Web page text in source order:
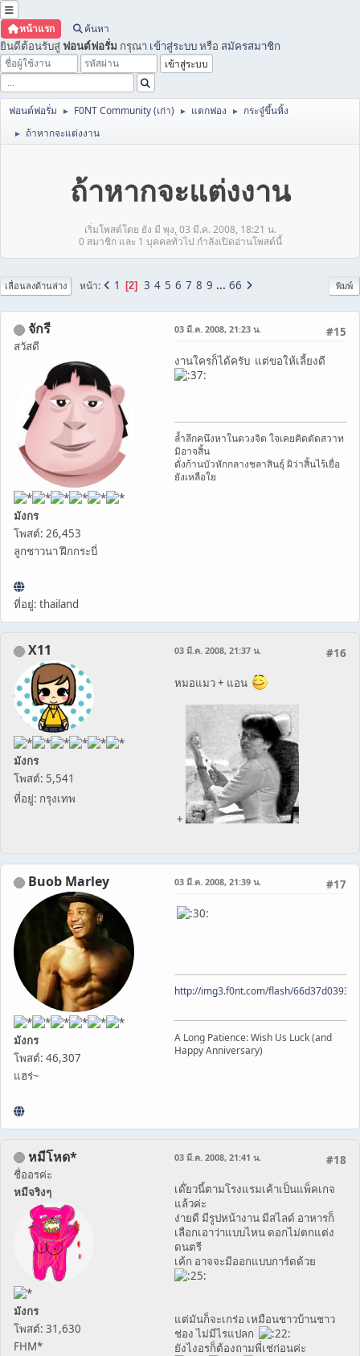
หน้าแรก ค้นหา
ยินดีต้อนรับสู่ ฟอนต์ฟอรั่ม กรุณา เข้าสู่ระบบหรือ สมัครสมาชิก
ฟอนต์ฟอรั่ม ► F0NT Community (เก่า) ► แตกฟอง ► กระจู๋ขึ้นหิ้ง
► ถ้าหากจะแต่งงาน
ถ้าหากจะแต่งงาน
เริ่มโพสต์โดย ยัง มี พุง, 03 มี.ค. 2008, 18:21 น.
0 สมาชิก และ 1 บุคคลทั่วไป กำลังเปิดอ่านโพสต์นี้
พิมพ์
เลื่อนลงด้านล่าง หน้า 1 2 3 4 5 6 7 8 9 ... 66
จักรี
สวัสดี
มังกร
โพสต์: 26,453
ลูกชาวนา ฝึกกระบี่
ที่อยู่: thailand
#15
03 มี.ค. 2008, 21:23 น.
งานใครก็ได้ครับ แต่ขอให้เลี้ยงดี
ล้ำลึกคนึงหาในดวงจิต ใจเคยคิดตัดสวาท
มิอาจสิ้น
ดั่งก้านบัวหักกลางชลาสินธุ์ ผิว่าสิ้นไร้เยื่อ
ยังเหลือใย
X11
มังกร
โพสต์: 5,541
ที่อยู่: กรุงเทพ
#16
03 มี.ค. 2008, 21:37 น.
หมอแมว + แอน
+
Buob Marley
มังกร
โพสต์: 46,307
แฮร่~
#17
03 มี.ค. 2008, 21:39 น.
http://img3.f0nt.com/flash/
A Long Patience: Wish Us Luck (and
Happy Anniversary)
หมีโหด*
ชื่ออรค่ะ
หมีจริงๆ
มังกร
โพสต์: 31,630
FHM*
#18
03 มี.ค. 2008, 21:41 น.
เด๊่ยวนี้ตามโรงแรมเค้าเป็นแพ็คเกจ
แล้วค่ะ
ง่ายดี มีรูปหน้างาน มีสไลด์ อาหารก็
เลือกเอาว่าแบบไหน ดอกไม่ตกแต่ง
ดนตรี
เค้ก อาจจะมีออกแบบการ์ดด้วย
แต่มันก็จะเกร่อ เหมือนชาวบ้านชาว
ช่อง ไม่มีไรแปลก
ยังไงอรก็ต้องถามพี่เช่ก่อนค่ะ